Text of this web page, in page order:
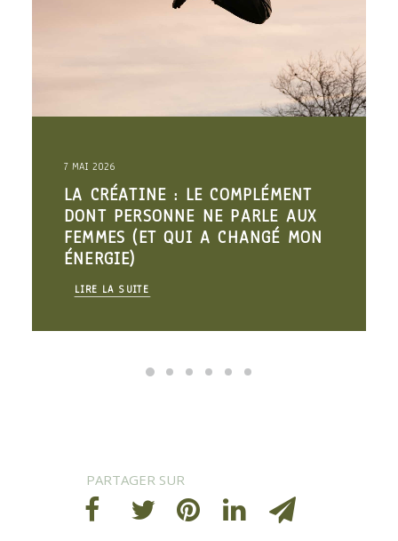
7 MAI 2026
LA CRÉATINE : LE COMPLÉMENT
DONT PERSONNE NE PARLE AUX
FEMMES (ET QUI A CHANGÉ MON
ÉNERGIE)
LIRE LA SUITE